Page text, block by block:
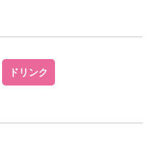
ドリンク